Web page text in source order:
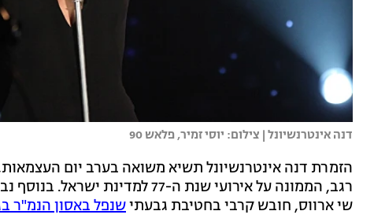
דנה אינטרנשיונל | צילום: יוסי זמיר, פלאש 90
הזמרת דנה אינטרנשיונל תשיא משואה בערב יום
רגב, הממונה על אירועי שנת ה-77
שי ארווס, חובש קרבי בחטיבת גבעתישנפל באסון הנמ"ר בג'באליה ב-